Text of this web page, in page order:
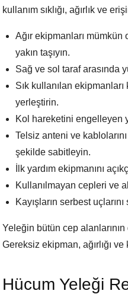
kullanım sıklığı, ağırlık ve
Ağır ekipmanları
yakın taşıyın.
Sağ ve sol taraf arasında
Sık kullanılan
yerleştirin.
Kol hareketini engelleyen
Telsiz anteni ve
şekilde sabitleyin.
İlk yardım ekipmanını
Kullanılmayan cepleri ve
Kayışların serbest
Yeleğin bütün cep
Gereksiz ekipman, ağırlığı ve
Hücum Yeleği